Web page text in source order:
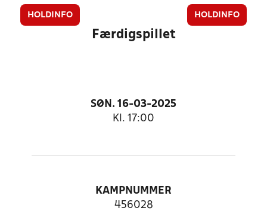
HOLDINFO HOLDINFO
Færdigspillet
SØN. 16-03-2025
Kl. 17:00
KAMPNUMMER
456028